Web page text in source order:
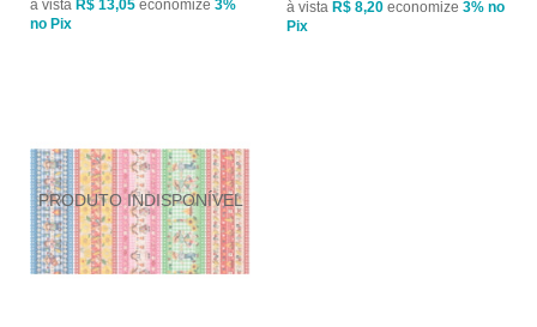
à vista R$ 13,05 economize 3%
no Pix
à vista R$ 8,20 economize 3% no
Pix